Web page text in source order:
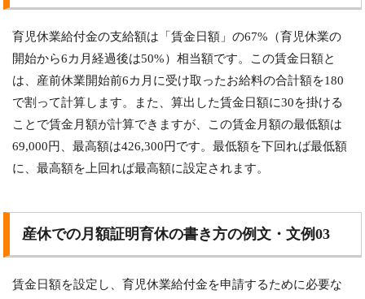
育児休業給付金の支給額は「賃金日額」の67%（育児休業の
開始から6カ月経過後は50%）相当額です。この賃金日額と
は、産前休業開始前6カ月に受け取ったお給料の合計額を180
で割って計算します。また、算出した賃金日額に30を掛ける
ことで賃金月額が計算できますが、この賃金月額の最低額は
69,000円、最高額は426,300円です。最低額を下回れば最低額
に、最高額を上回れば最高額に設定されます。
産休での月額証明育休の書き方の例文・文例03
賃金日額を設定し、育児休業給付金を申請するために必要な